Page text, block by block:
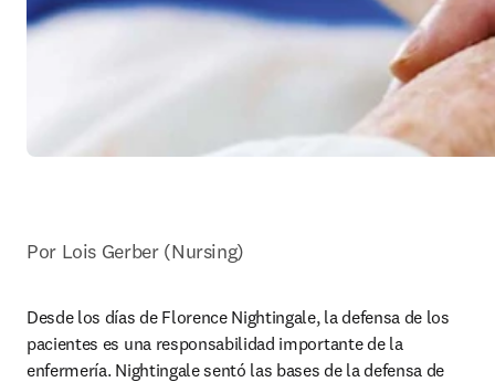
Por Lois Gerber (Nursing)
Desde los días de Florence Nightingale, la defensa de los
pacientes es una responsabilidad importante de la
enfermería. Nightingale sentó las bases de la defensa de